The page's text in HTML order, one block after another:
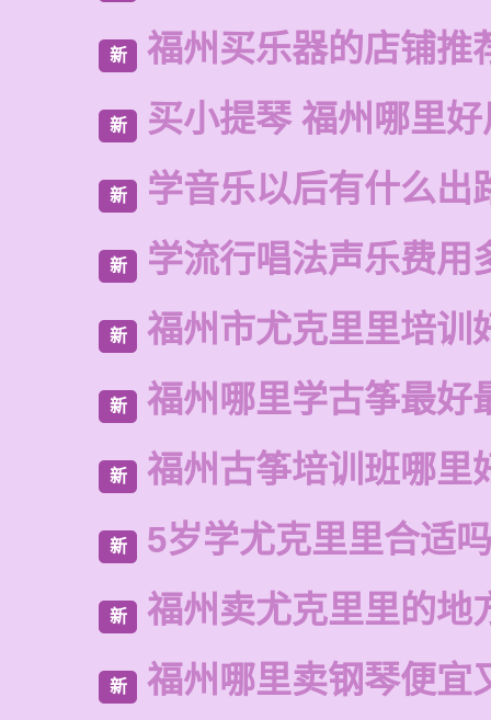
新 福州买乐器的店铺推
新 买小提琴 福州哪里好
新 学音乐以后有什么出
新 学流行唱法声乐费用
新 福州市尤克里里培训
新 福州哪里学古筝最好
新 福州古筝培训班哪里
新 5岁学尤克里里合适吗
新 福州卖尤克里里的地
新 福州哪里卖钢琴便宜